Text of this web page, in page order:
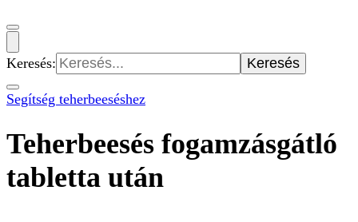
Keresés:
Segítség teherbeeséshez
Teherbeesés fogamzásgátló
tabletta után